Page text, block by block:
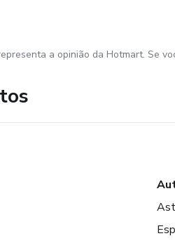
a opinião da Hotmart. Se